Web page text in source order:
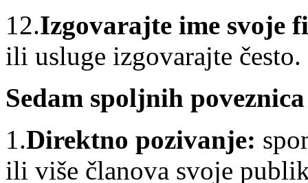
12.Izgovarajte ime svoje
ili usluge izgovarajte često.
Sedam spoljnih poveznica
1.Direktno pozivanje:
ili više članova svoje